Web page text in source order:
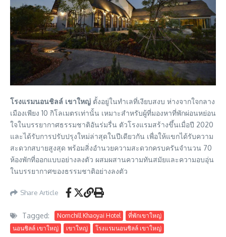
โรงแรมนอนชิลล์ เขาใหญ่ ตั้งอยู่ในทำเลที่เงียบสงบ ห่างจากใจกลาง
เมืองเพียง 10 กิโลเมตรเท่านั้น เหมาะสำหรับผู้ที่มองหาที่พักผ่อนหย่อน
ใจในบรรยากาศธรรมชาติอันร่มรื่น ตัวโรงแรมสร้างขึ้นเมื่อปี 2020
และได้รับการปรับปรุงใหม่ล่าสุดในปีเดียวกัน เพื่อให้แขกได้รับความ
สะดวกสบายสูงสุด พร้อมสิ่งอำนวยความสะดวกครบครันจำนวน 70
ห้องพักที่ออกแบบอย่างลงตัว ผสมผสานความทันสมัยและความอบอุ่น
ในบรรยากาศของธรรมชาติอย่างลงตัว
Share Article
Tagged: Nornchill Khaoyai Hotel
ที่พักเขาใหญ่
นอนชิลล์ เขาใหญ่
เขาใหญ่ โรงแรมนอนชิลล์ เขาใหญ่